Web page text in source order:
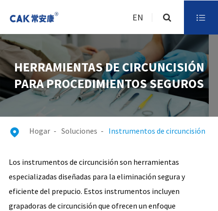
EN 
HERRAMIENTAS DE CIRCUNCISIÓN
PARA PROCEDIMIENTOS SEGUROS
 Hogar Soluciones Instrumentos de circuncisión
Los instrumentos de circuncisión son herramientas
especializadas diseñadas para la eliminación segura y
eficiente del prepucio. Estos instrumentos incluyen
grapadoras de circuncisión que ofrecen un enfoque